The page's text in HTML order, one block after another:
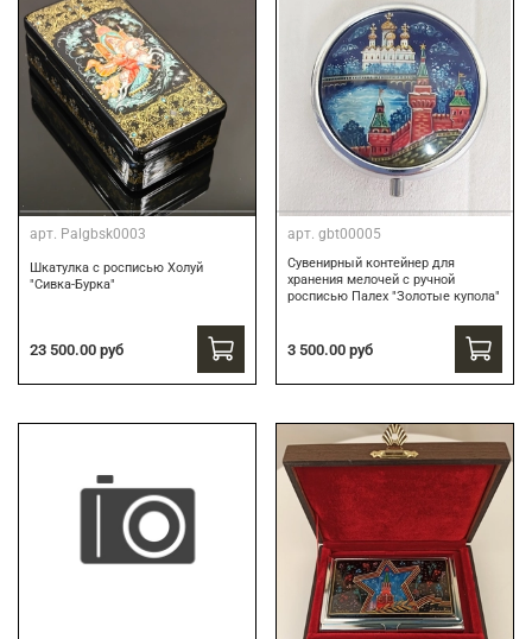
арт. Palgbsk0003
Шкатулка с росписью Холуй
"Сивка-Бурка"
23 500.00 руб
арт. gbt00005
Сувенирный контейнер для
хранения мелочей с ручной
росписью Палех "Золотые купола"
3 500.00 руб